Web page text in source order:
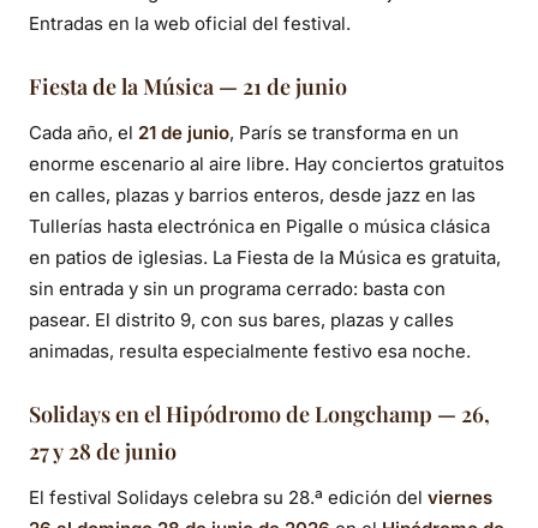
Entradas en la web oficial del festival.
Fiesta de la Música — 21 de junio
Cada año, el 21 de junio, París se transforma en un
enorme escenario al aire libre. Hay conciertos gratuitos
en calles, plazas y barrios enteros, desde jazz en las
Tullerías hasta electrónica en Pigalle o música clásica
en patios de iglesias. La Fiesta de la Música es gratuita,
sin entrada y sin un programa cerrado: basta con
pasear. El distrito 9, con sus bares, plazas y calles
animadas, resulta especialmente festivo esa noche.
Solidays en el Hipódromo de Longchamp — 26,
27 y 28 de junio
El festival Solidays celebra su 28.ª edición del viernes